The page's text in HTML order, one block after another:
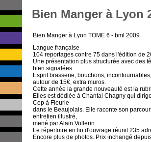
Bien Manger à Lyon
Bien Manger à Lyon TOME 6 - bml 2009
Langue française
104 reportages contre 75 dans l'édition de
Une présentation plus structurée avec des
bien signalées :
Esprit brasserie, bouchons,
autour de 15€, extra muros.
Cette année la grande nouveauté est la
Elles est dédiée à Chantal Chagny qui
Cep à Fleurie
dans le Beaujolais. Elle raconte son
entretien illustré,
mené par Alain Vollerin.
Le répertoire en fin d'ouvrage réunit 235
Encore plus de photos. Prix inchangé